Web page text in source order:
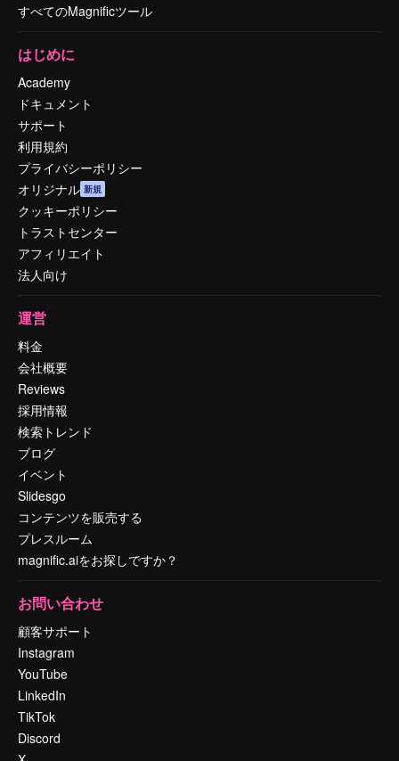
すべてのMagnificツール
はじめに
Academy
ドキュメント
サポート
利用規約
プライバシーポリシー
オリジナル 新規
クッキーポリシー
トラストセンター
アフィリエイト
法人向け
運営
料金
会社概要
Reviews
採用情報
検索トレンド
ブログ
イベント
Slidesgo
コンテンツを販売する
プレスルーム
magnific.aiをお探しですか？
お問い合わせ
顧客サポート
Instagram
YouTube
LinkedIn
TikTok
Discord